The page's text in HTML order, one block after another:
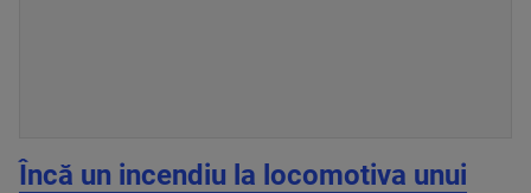
Încă un incendiu la locomotiva unui